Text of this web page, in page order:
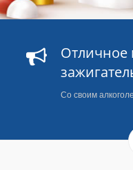
Со своим